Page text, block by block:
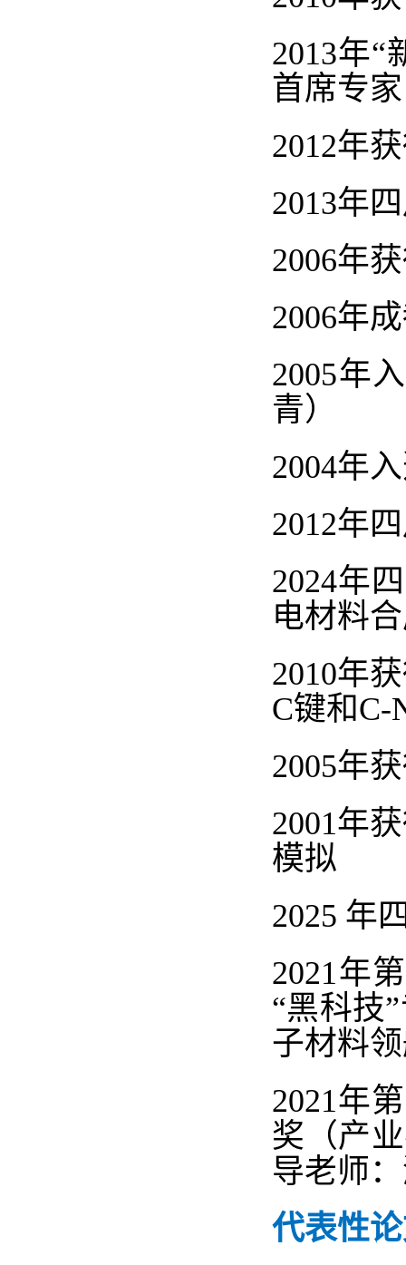
2013年“
首席专家
2012年
2013年
2006年
2006年
2005年
青）
2004年
2012年
2024年
电材料
2010年
C键和C-
2005年
2001年
模拟
2025 年
2021年
“黑科技”
子材料
2021年
奖（产
导老师
代表性